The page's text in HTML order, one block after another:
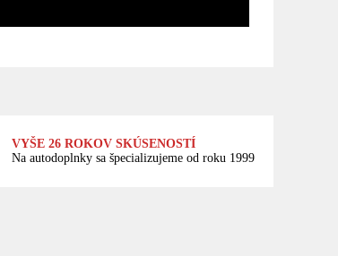
VYŠE 26 ROKOV SKÚSENOSTÍ
Na autodoplnky sa špecializujeme od roku 1999